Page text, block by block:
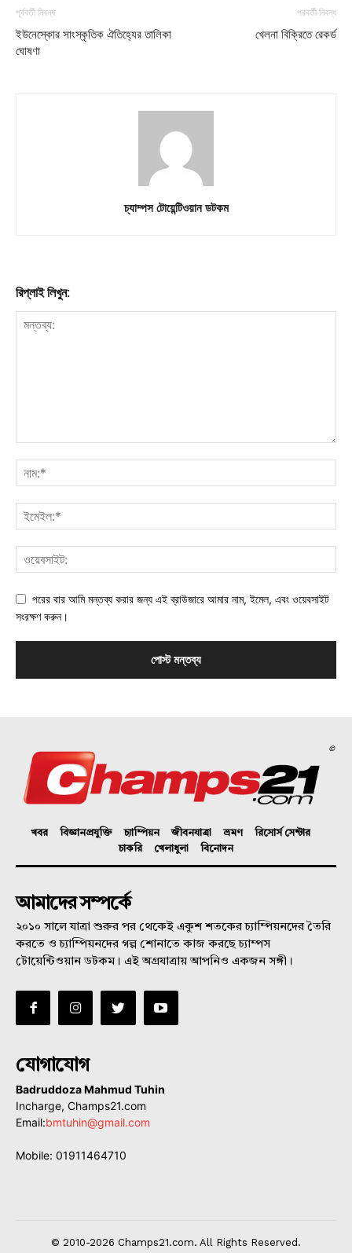
পূর্ববর্তী নিবন্ধ
ইউনেস্কোর সাংস্কৃতিক ঐতিহ্যের তালিকা
ঘােষণা
পরবর্তী নিবন্ধ
খেলনা বিক্রিতে রেকর্ড
চ্যাম্পস টোয়েন্টিওয়ান ডটকম
রিপ্লাই লিখুন:
পরের বার আমি মন্তব্য করার জন্য এই ব্রাউজারে আমার নাম, ইমেল, এবং ওয়েবসাইট
সংরক্ষণ করুন।
©
খবর বিজ্ঞানপ্রযুক্তি চ্যাম্পিয়ন জীবনযাত্রা ভ্রমণ
রিসোর্স সেন্টার
চাকরি
খেলাধুলা বিনোদন
আমাদের সম্পর্কে
২০১০ সালে যাত্রা শুরুর পর থেকেই একুশ শতকের চ্যাম্পিয়নদের তৈরি
করতে ও চ্যাম্পিয়নদের গল্প শোনাতে কাজ করছে চ্যাম্পস
টোয়েন্টিওয়ান ডটকম। এই অগ্রযাত্রায় আপনিও একজন সঙ্গী।
যোগাযোগ
Badruddoza Mahmud Tuhin
Incharge, Champs21.com
Email:bmtuhin@gmail.com
Mobile: 01911464710
© 2010-2026 Champs21.com. All Rights Reserved.